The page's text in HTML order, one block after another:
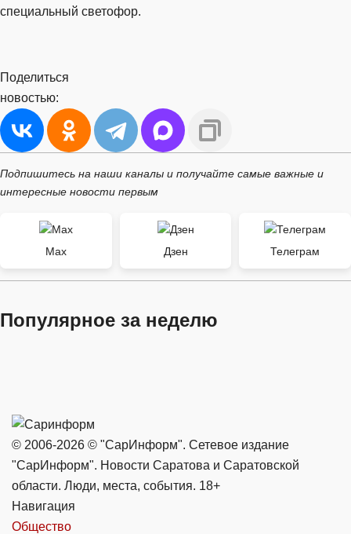
специальный светофор.
Поделиться
новостью:
Подпишитесь на наши каналы и получайте самые важные и
интересные новости первым
Max Дзен Телеграм
Популярное за неделю
© 2006-2026 © "СарИнформ". Сетевое издание
"СарИнформ". Новости Саратова и Саратовской
области. Люди, места, события. 18+
Навигация
Общество